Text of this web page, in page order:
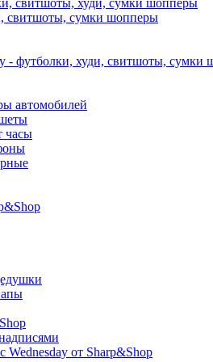
свитшоты, худи, сумки шопперы
свитшоты, сумки шопперы
- футболки, худи, свитшоты, сумки
автомобилей
часы
от Sharp&Shop